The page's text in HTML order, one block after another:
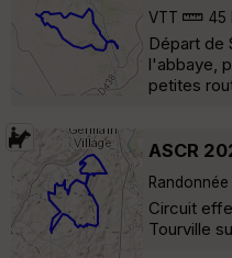
VTT 45
Départ de
l'abbaye,
petites
ASCR
Circuit
Tourville